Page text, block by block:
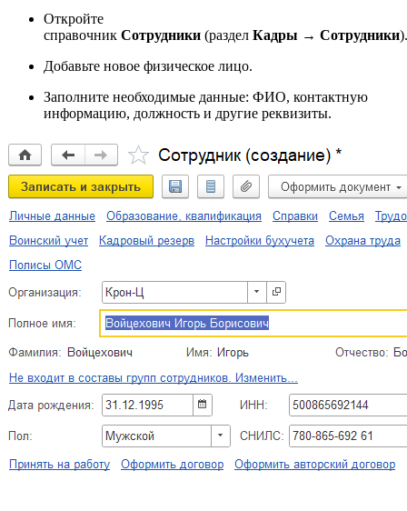
Откройте
справочник Сотрудники (раздел Кадры → Сотрудники).
Добавьте новое физическое лицо.
Заполните необходимые данные: ФИО, контактную
информацию, должность и другие реквизиты.